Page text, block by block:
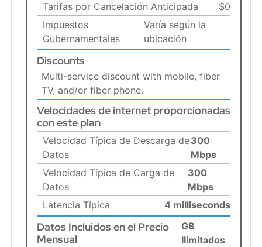
Tarifas por Cancelación Anticipada
$0
Impuestos
Gubernamentales
Varía según la
ubicación
Discounts
Multi-service discount with mobile, fiber
TV, and/or fiber phone.
Velocidades de internet proporcionadas
con este plan
Velocidad Típica de Descarga de
Datos
300
Mbps
Velocidad Típica de Carga de
Datos
300
Mbps
Latencia Típica
4 milliseconds
Datos Incluidos en el Precio
Mensual
GB
Ilimitados